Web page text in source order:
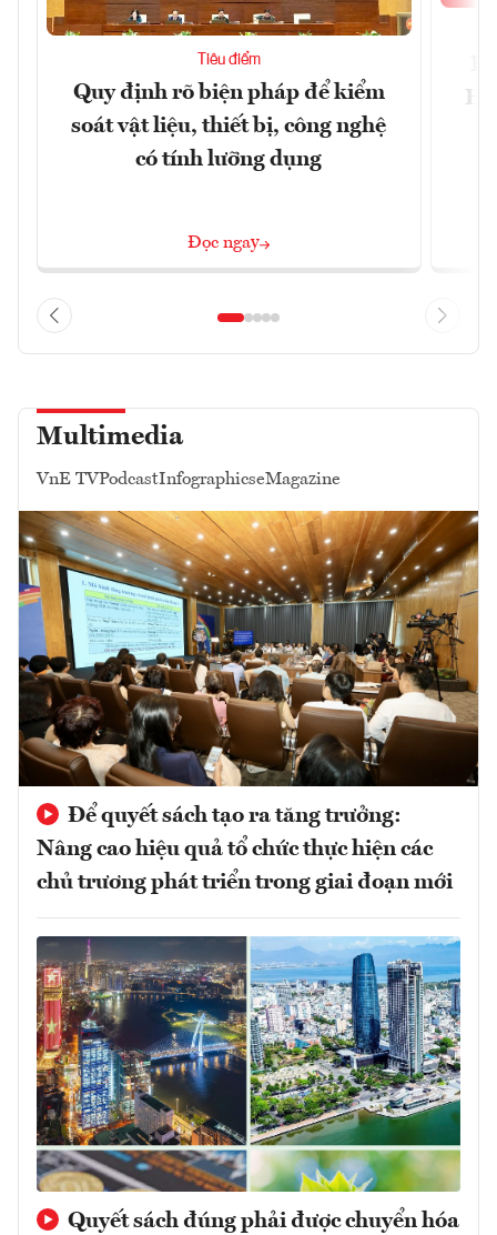
Tiêu điểm
Quy định rõ biện pháp để kiểm
soát vật liệu, thiết bị, công nghệ
có tính lưỡng dụng
Đọc ngay
Multimedia
VnE TVPodcastInfographicseMagazine
Để quyết sách tạo ra tăng trưởng:
Nâng cao hiệu quả tổ chức thực hiện các
chủ trương phát triển trong giai đoạn mới
Quyết sách đúng phải được chuyển hóa